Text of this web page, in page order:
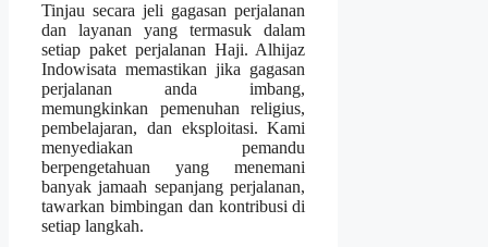
Tinjau secara jeli gagasan perjalanan
dan layanan yang termasuk dalam
setiap paket perjalanan Haji. Alhijaz
Indowisata memastikan jika gagasan
perjalanan anda imbang,
memungkinkan pemenuhan religius,
pembelajaran, dan eksploitasi. Kami
menyediakan pemandu
berpengetahuan yang menemani
banyak jamaah sepanjang perjalanan,
tawarkan bimbingan dan kontribusi di
setiap langkah.